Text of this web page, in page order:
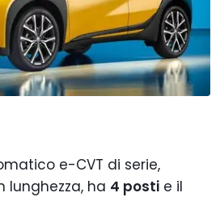
e-CVT di serie,
lunghezza, ha 4 posti e il